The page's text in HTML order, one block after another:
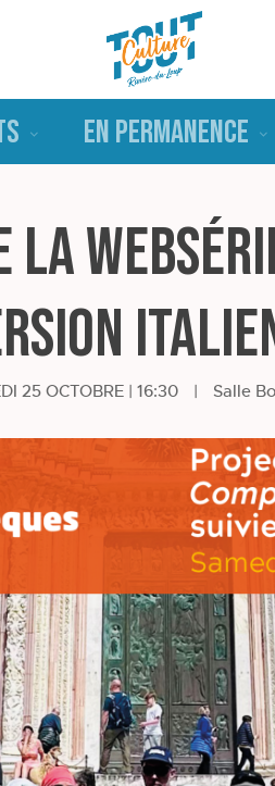
EN PERMANENCE
la
25 OCTOBRE | 16:30 | Salle